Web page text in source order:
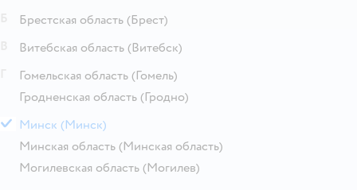
Брестская область (Брест)
Витебская область (Витебск)
Гомельская область (Гомель)
Гродненская область (Гродно)
М Минск (Минск)
Минская область (Минская область)
Могилевская область (Могилев)